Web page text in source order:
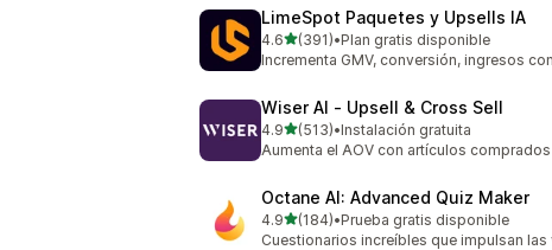
LimeSpot Paquetes y Upsells IA
4.6de 5 estrellas
(391)
391 reseñas en total
•Plan gratis disponible
Incrementa GMV, conversión, ingresos
Wiser AI ‑ Upsell & Cross Sell
4.9de 5 estrellas
(513)
513 reseñas en total
•Instalación gratuita
Aumenta el AOV con artículos
Octane AI: Advanced Quiz Maker
4.9de 5 estrellas
(184)
184 reseñas en total
•Prueba gratis disponible
Cuestionarios increíbles que impulsan